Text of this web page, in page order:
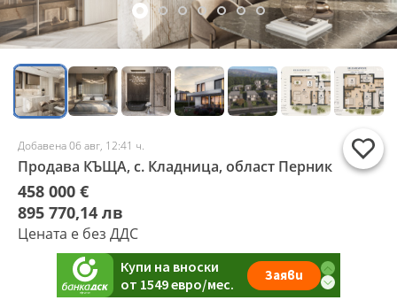
Добавена 06 авг, 12:41 ч.
Продава КЪЩА, с. Кладница, област Перник
458 000 €
895 770,14 лв
Цената е без ДДС